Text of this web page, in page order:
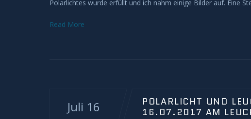
Polarlichtes wurde erfüllt und ich nahm einige Bilder auf. Eine
Read More
Juli 16
POLARLICHT UND
16.07.2017 AM